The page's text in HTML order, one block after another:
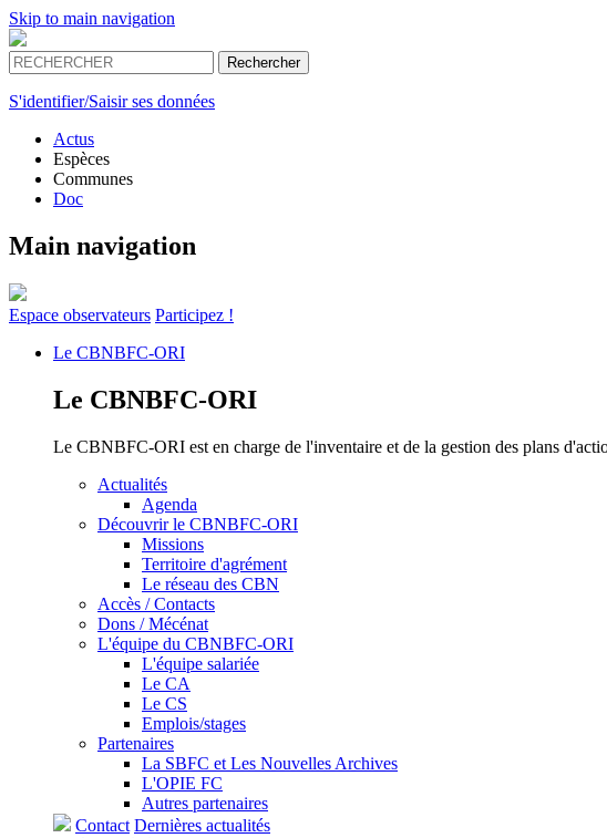
Skip to main navigation
S'identifier/Saisir ses données
Actus
Espèces
Communes
Doc
Main navigation
Espace observateurs Participez !
Le CBNBFC-ORI
Le CBNBFC-ORI
Le CBNBFC-ORI est en charge de l'inventaire et de la gestion des plans
Actualités
Agenda
Découvrir le CBNBFC-ORI
Missions
Territoire d'agrément
Le réseau des CBN
Accès / Contacts
Dons / Mécénat
L'équipe du CBNBFC-ORI
L'équipe salariée
Le CA
Le CS
Emplois/stages
Partenaires
La SBFC et Les Nouvelles Archives
L'OPIE FC
Autres partenaires
Contact Dernières actualités